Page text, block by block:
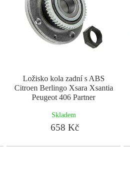
Ložisko kola zadní s ABS
Citroen Berlingo Xsara Xsantia
Peugeot 406 Partner
Skladem
658 Kč